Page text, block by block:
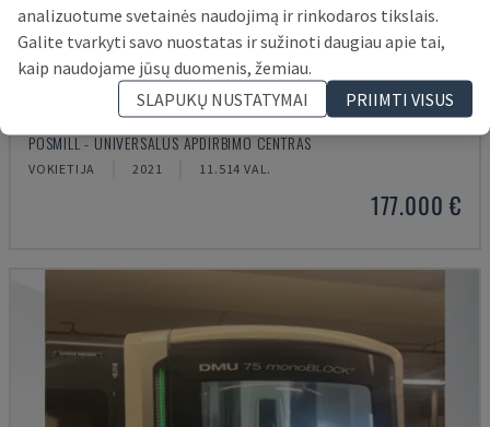
POSMILL - UNIVERSALUS APDIRBIMO CENTRAS
VOKIETIJA 2021 11.514 VAL.
177.000 €
analizuotume svetainės naudojimą ir rinkodaros tikslais.
Galite tvarkyti savo nuostatas ir sužinoti daugiau apie tai,
kaip naudojame jūsų duomenis, žemiau.
SLAPUKŲ NUSTATYMAI
PRIIMTI VISUS